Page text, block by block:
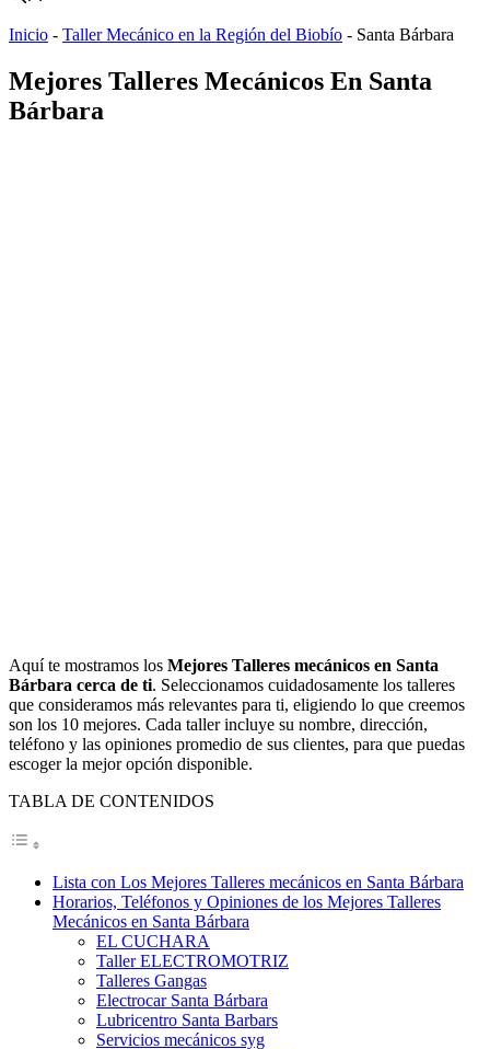
Inicio - Taller Mecánico en la Región del Biobío - Santa Bárbara
Mejores Talleres Mecánicos En Santa
Bárbara
Aquí te mostramos los Mejores Talleres mecánicos en Santa
Bárbara cerca de ti. Seleccionamos cuidadosamente los talleres
que consideramos más relevantes para ti, eligiendo lo que creemos
son los 10 mejores. Cada taller incluye su nombre, dirección,
teléfono y las opiniones promedio de sus clientes, para que puedas
escoger la mejor opción disponible.
TABLA DE CONTENIDOS
Lista con Los Mejores Talleres mecánicos en Santa Bárbara
Horarios, Teléfonos y Opiniones de los Mejores Talleres
Mecánicos en Santa Bárbara
EL CUCHARA
Taller ELECTROMOTRIZ
Talleres Gangas
Electrocar Santa Bárbara
Lubricentro Santa Barbars
Servicios mecánicos syg